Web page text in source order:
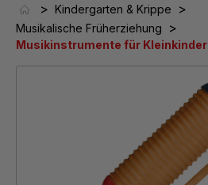
> Kindergarten & Krippe >
Musikalische Früherziehung >
Musikinstrumente für Kleinkinder